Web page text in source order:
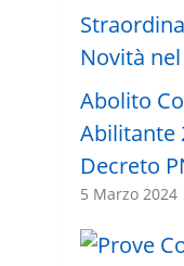
Abolito
Abilitante
Decreto
5 Marzo 2024